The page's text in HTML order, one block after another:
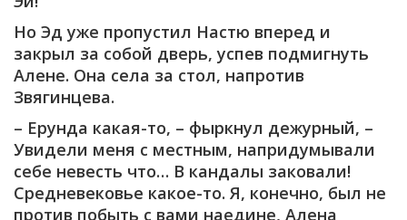
Но Эд уже пропустил Настю вперед и
закрыл за собой дверь, успев подмигнуть
Алене. Она села за стол, напротив
Звягинцева.
– Ерунда какая-то, – фыркнул дежурный, –
Увидели меня с местным, напридумывали
себе невесть что… В кандалы заковали!
Средневековье какое-то. Я, конечно, был не
против побыть с вами наедине, Алена